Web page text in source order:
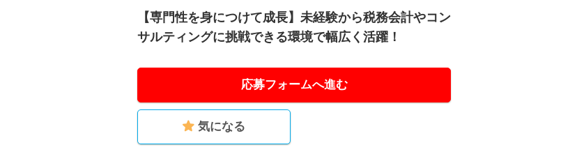
【専門性を身につけて成長】未経験から税務会計やコン
サルティングに挑戦できる環境で幅広く活躍！
応募フォームへ進む
気になる